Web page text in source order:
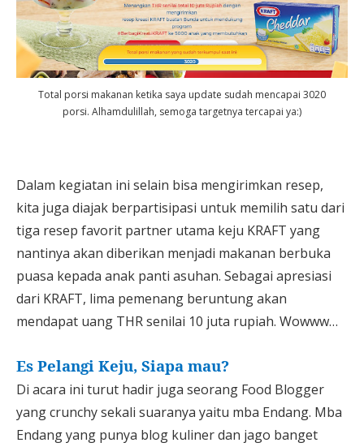
Total porsi makanan ketika saya update sudah mencapai 3020
porsi. Alhamdulillah, semoga targetnya tercapai ya:)
Dalam kegiatan ini selain bisa mengirimkan resep,
kita juga diajak berpartisipasi untuk memilih satu dari
tiga resep favorit partner utama keju KRAFT yang
nantinya akan diberikan menjadi makanan berbuka
puasa kepada anak panti asuhan. Sebagai apresiasi
dari KRAFT, lima pemenang beruntung akan
mendapat uang THR senilai 10 juta rupiah. Wowww…
Es Pelangi Keju, Siapa mau?
Di acara ini turut hadir juga seorang Food Blogger
yang crunchy sekali suaranya yaitu mba Endang. Mba
Endang yang punya blog kuliner dan jago banget